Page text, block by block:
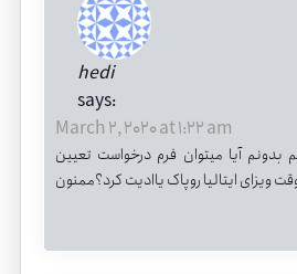
hedi
says:
March 2, 2020 at 1:22 am
بدونم آیا میتوان فرم درخواست تعیین
ویزای ایتالیا روپاک یاادیت کرد؟ممنون